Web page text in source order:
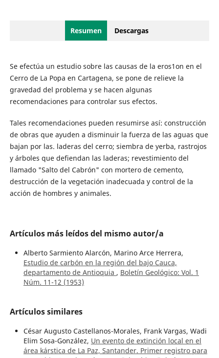
Resumen Descargas
Se efectúa un estudio sobre las causas de la eros1on en el
Cerro de La Popa en Cartagena, se pone de relieve la
gravedad del problema y se hacen algunas
recomendaciones para controlar sus efectos.
Tales recomendaciones pueden resumirse así: construcción
de obras que ayuden a disminuir la fuerza de las aguas que
bajan por las. laderas del cerro; siembra de yerba, rastrojos
y árboles que defiendan las laderas; revestimiento del
llamado "Salto del Cabrón" con mortero de cemento,
destrucción de la vegetación inadecuada y control de la
acción de hombres y animales.
Artículos más leídos del mismo autor/a
Alberto Sarmiento Alarcón, Marino Arce Herrera,
Estudio de carbón en la región del bajo Cauca,
departamento de Antioquia , Boletín Geológico: Vol. 1
Núm. 11-12 (1953)
Artículos similares
César Augusto Castellanos-Morales, Frank Vargas, Wadi
Elim Sosa-González, Un evento de extinción local en el
área kárstica de La Paz, Santander. Primer registro para